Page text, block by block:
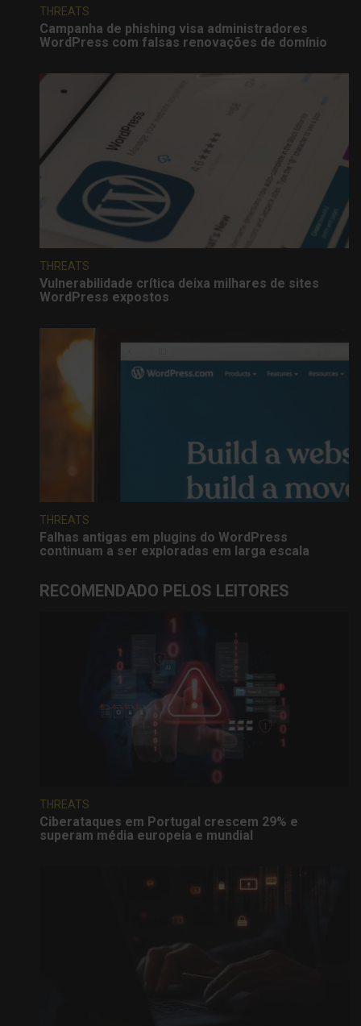
THREATS
Campanha de phishing visa administradores
WordPress com falsas renovações de domínio
THREATS
Vulnerabilidade crítica deixa milhares de sites
WordPress expostos
THREATS
Falhas antigas em plugins do WordPress
continuam a ser exploradas em larga escala
RECOMENDADO PELOS LEITORES
THREATS
Ciberataques em Portugal crescem 29% e
superam média europeia e mundial